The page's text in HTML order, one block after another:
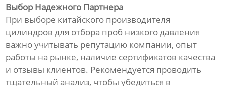
Выбор Надежного Партнера
При выборе китайского производителя
цилиндров для отбора проб низкого давления
важно учитывать репутацию компании, опыт
работы на рынке, наличие сертификатов качества
и отзывы клиентов. Рекомендуется проводить
тщательный анализ, чтобы убедиться в